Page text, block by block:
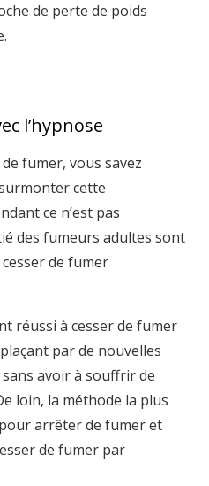
de perte de poids
l’hypnose
fumer, vous savez
cette
ce n’est pas
des fumeurs adultes sont
de fumer
réussi à cesser de fumer
par de nouvelles
avoir à souffrir de
loin, la méthode la plus
arrêter de fumer et
de fumer par